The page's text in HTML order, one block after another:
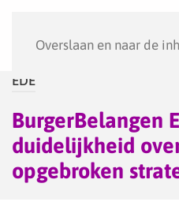
Overslaan en naar de
EDE
BurgerBelangen
duidelijkheid
opgebroken